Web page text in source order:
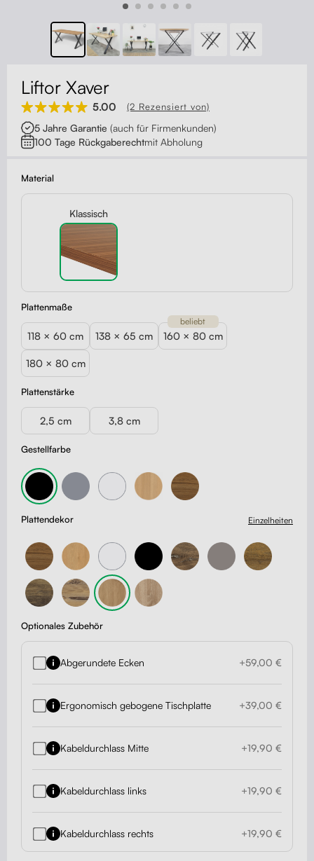
Kabelmanagement
Monitorständer
Tischtrennwände
Rückenlehnen
Kontakt
Liftor Xaver
5.00 (2 Rezensiert von)
5 Jahre Garantie (auch für Firmenkunden)
100 Tage Rückgaberechtmit Abholung
Material
Klassisch
Gestellfarbe
Plattenstärke
2,5 cm 3,8 cm
Plattenmaße
118 × 60 cm 138 × 65 cm 160 × 80 cm
beliebt
180 × 80 cm
Plattendekor Einzelheiten
Optionales Zubehör
Abgerundete Ecken +59,00 €
Ergonomisch gebogene Tischplatte +39,00 €
Kabeldurchlass Mitte +19,90 €
Kabeldurchlass links +19,90 €
Kabeldurchlass rechts +19,90 €